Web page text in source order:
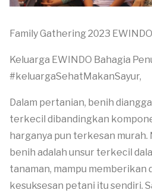
Family Gathering 2023 EWINDO
Keluarga EWINDO Bahagia
#keluargaSehatMakanSayur,
Dalam pertanian, benih
terkecil dibandingkan
harganya pun terkesan murah.
benih adalah unsur terkecil
tanaman, mampu memberikan
kesuksesan petani itu sendiri.